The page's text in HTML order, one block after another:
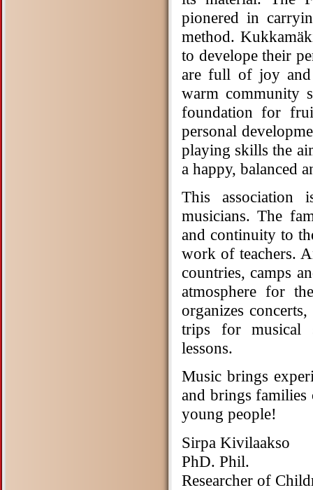
pionered in
method.
to develope their
are full of joy and
warm community
foundation for
personal
playing skills the
a happy, balanced
This association
musicians. The
and continuity to
work of teachers.
countries, camps
atmosphere for
organizes
trips for musical
lessons.
Music brings
and brings families
young people!
Sirpa Kivilaakso
PhD. Phil.
Researcher of